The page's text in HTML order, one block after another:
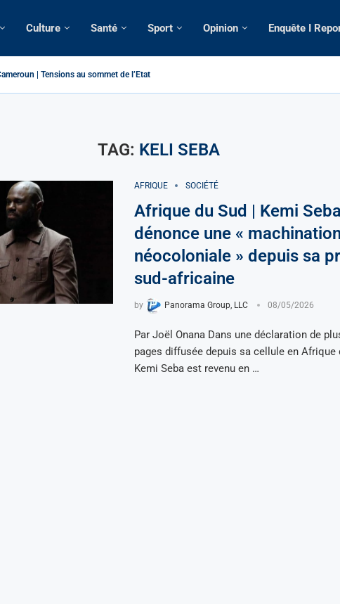
Culture Santé Sport Opinion Enquête I
| Tensions au sommet de l’Etat: Le...
TAG: KELI SEBA
AFRIQUE SOCIÉTÉ
Afrique du Sud | Kemi Seba
dénonce une « machination
néocoloniale » depuis sa
sud-africaine
by Panorama Group, LLC 08/05/2026
Par Joël Onana Dans une déclaration de
pages diffusée depuis sa cellule en Afrique
Kemi Seba est revenu en …